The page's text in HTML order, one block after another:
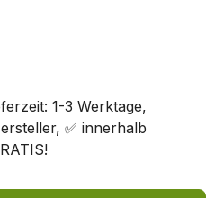
1-3 Werktage,
✅ innerhalb